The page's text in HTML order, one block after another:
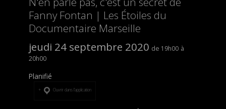
Fanny Fontan | Les Étoiles du
Documentaire Marseille
jeudi 24 septembre 2020
19h00
20h00
Planifié
Ouvrir dans l’application